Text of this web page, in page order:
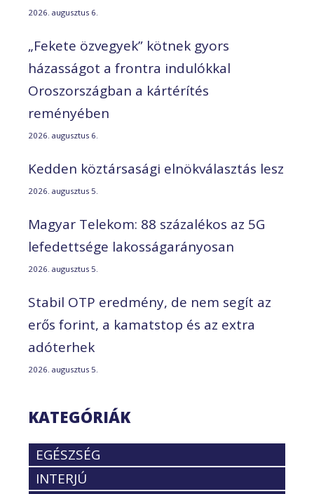
2026. augusztus 6.
„Fekete özvegyek” kötnek gyors
házasságot a frontra indulókkal
Oroszországban a kártérítés
reményében
2026. augusztus 6.
Kedden köztársasági elnökválasztás lesz
2026. augusztus 5.
Magyar Telekom: 88 százalékos az 5G
lefedettsége lakosságarányosan
2026. augusztus 5.
Stabil OTP eredmény, de nem segít az
erős forint, a kamatstop és az extra
adóterhek
2026. augusztus 5.
KATEGÓRIÁK
EGÉSZSÉG
INTERJÚ